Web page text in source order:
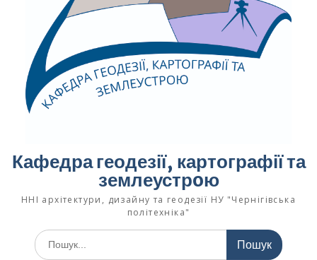
Кафедра геодезії, картографії та
землеустрoю
ННІ архітектури, дизайну та геодезії НУ "Чернігівська
політехніка"